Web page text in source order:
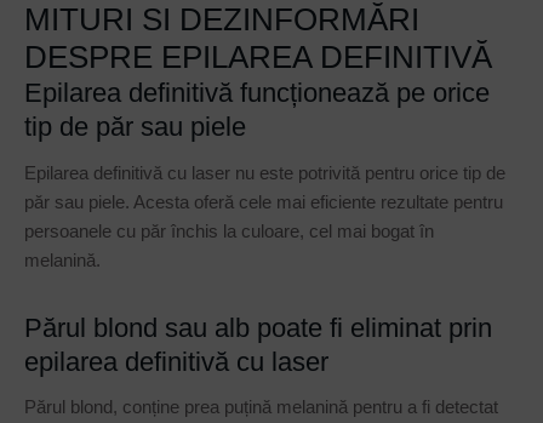
MITURI SI DEZINFORMĂRI
DESPRE EPILAREA DEFINITIVĂ
Epilarea definitivă funcționează pe orice
tip de păr sau piele
Epilarea definitivă cu laser nu este potrivită pentru orice tip de
păr sau piele. Acesta oferă cele mai eficiente rezultate pentru
persoanele cu păr închis la culoare, cel mai bogat în
melanină.
Părul blond sau alb poate fi eliminat prin
epilarea definitivă cu laser
Părul blond, conține prea puțină melanină pentru a fi detectat